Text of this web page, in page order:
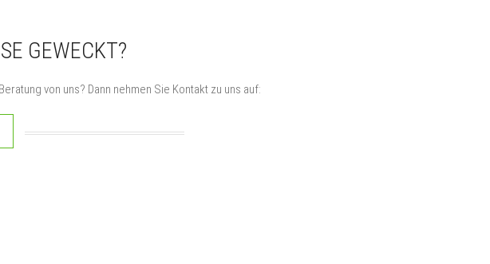
GEWECKT?
von uns? Dann nehmen Sie Kontakt zu uns auf: